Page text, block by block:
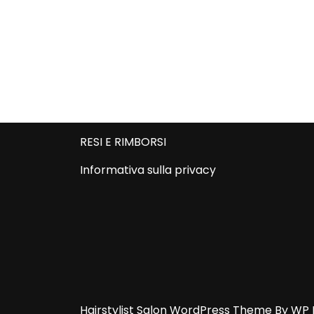
RESI E RIMBORSI
Informativa sulla privacy
Hairstylist Salon WordPress Theme By